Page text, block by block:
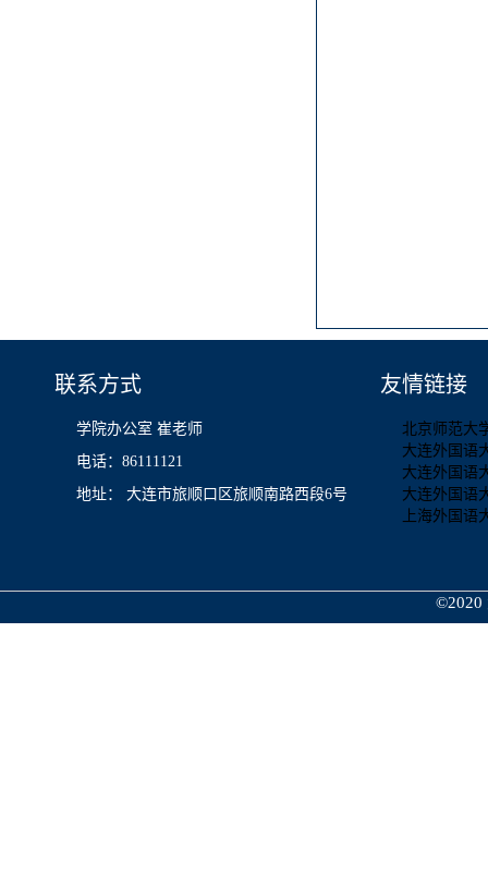
联系方式
学院办公室 崔老师
电话：86111121
地址： 大连市旅顺口区旅顺南路西段6号
友情链接
北京师范大
大连外国语
大连外国语
大连外国语
上海外国语
©2020